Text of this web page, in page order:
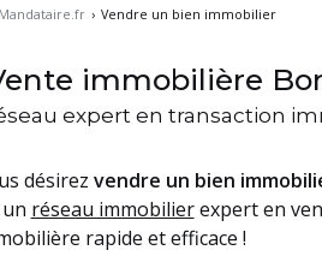
› Vendre un bien immobilier
immobilière
expert en transaction
désirez vendre un bien
réseau immobilierexpert en
rapide et efficace !